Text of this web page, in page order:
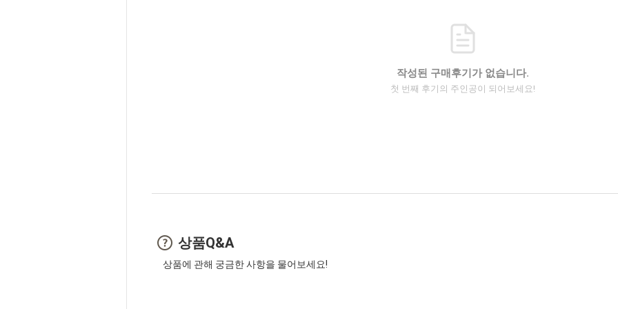
작성된 구매후기가 없습니다.
첫 번째 후기의 주인공이 되어보세요!
상품Q&A
상품에 관해 궁금한 사항을 물어보세요!